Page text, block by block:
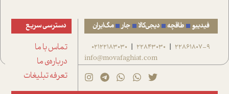
فیدیبو طاقچه دیجی‌کالا جار مگ‌ایران
22861807-9
|
22843030
|
02122183030
info@movafaghiat.com
دسترسی سریع
تماس با ما
درباره‌ی ما
تعرفه تبلیغات